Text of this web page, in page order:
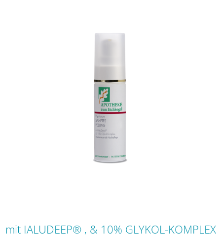
mit IALUDEEP® , & 10% GLYKOL-KOMPLEX